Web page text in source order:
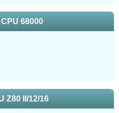
68000
Z80 II/12/16